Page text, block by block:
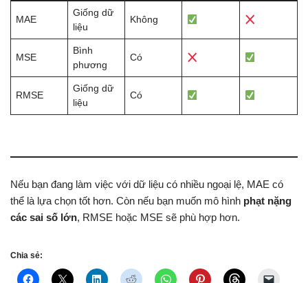
MAE
Giống dữ
liệu
Không
MSE
Bình
phương
Có
RMSE
Giống dữ
liệu
Có
Nếu bạn đang làm việc với dữ liệu có nhiều ngoại lệ, MAE có
thể là lựa chọn tốt hơn. Còn nếu bạn muốn mô hình phạt nặng
các sai số lớn, RMSE hoặc MSE sẽ phù hợp hơn.
Chia sẻ: